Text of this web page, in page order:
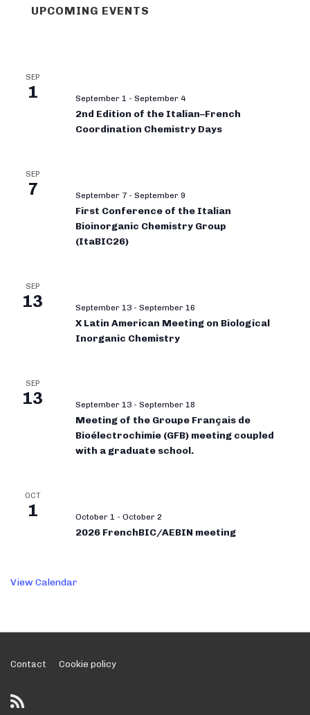
UPCOMING EVENTS
SEP
1 September 1 - September 4
2nd Edition of the Italian–French
Coordination Chemistry Days
SEP
7 September 7 - September 9
First Conference of the Italian
Bioinorganic Chemistry Group
(ItaBIC26)
SEP
13 September 13 - September 16
X Latin American Meeting on Biological
Inorganic Chemistry
SEP
13 September 13 - September 18
Meeting of the Groupe Français de
Bioélectrochimie (GFB) meeting coupled
with a graduate school.
OCT
1 October 1 - October 2
2026 FrenchBIC/AEBIN meeting
View Calendar
Footer
Menu
Contact Cookie policy